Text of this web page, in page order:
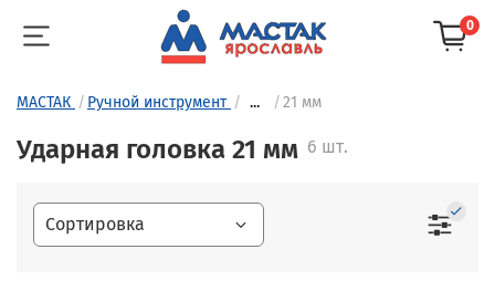
0
МАСТАК Ручной инструмент ... 21 мм
Ударная головка 21 мм 6 шт.